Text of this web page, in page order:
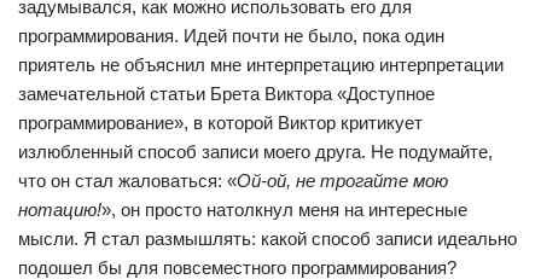
задумывался, как можно использовать его для
программирования. Идей почти не было, пока один
приятель не объяснил мне интерпретацию интерпретации
замечательной статьи Брета Виктора «Доступное
программирование», в которой Виктор критикует
излюбленный способ записи моего друга. Не подумайте,
что он стал жаловаться: «Ой-ой, не трогайте мою
нотацию!», он просто натолкнул меня на интересные
мысли. Я стал размышлять: какой способ записи идеально
подошел бы для повсеместного программирования?